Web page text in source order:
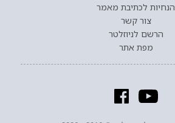
הנחיות לכתיבת מאמר
צור קשר
הרשם לניוזלטר
מפת אתר